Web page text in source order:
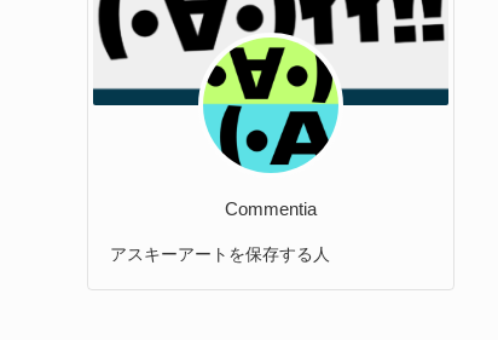
Commentia
アスキーアートを保存する人